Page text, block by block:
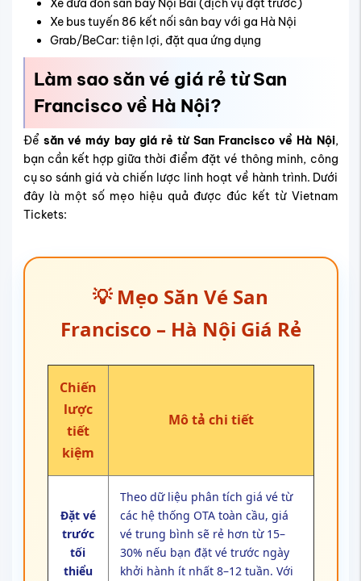
Xe đưa đón sân bay Nội Bài (dịch vụ đặt trước)
Xe bus tuyến 86 kết nối sân bay với ga Hà Nội
Grab/BeCar: tiện lợi, đặt qua ứng dụng
Làm sao săn vé giá rẻ từ San
Francisco về Hà Nội?
Để săn vé máy bay giá rẻ từ San Francisco về Hà Nội,
bạn cần kết hợp giữa thời điểm đặt vé thông minh, công
cụ so sánh giá và chiến lược linh hoạt về hành trình. Dưới
đây là một số mẹo hiệu quả được đúc kết từ Vietnam
Tickets:
💡 Mẹo Săn Vé San
Francisco – Hà Nội Giá Rẻ
Chiến
lược
tiết
kiệm
Mô tả chi tiết
Đặt vé
trước
tối
thiểu
Theo dữ liệu phân tích giá vé từ
các hệ thống OTA toàn cầu, giá
vé trung bình sẽ rẻ hơn từ 15–
30% nếu bạn đặt vé trước ngày
khởi hành ít nhất 8–12 tuần. Với